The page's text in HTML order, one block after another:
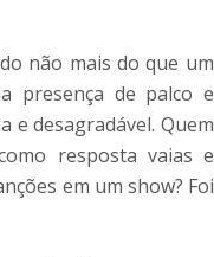
não mais do que um
presença de palco e
e desagradável. Quem
resposta vaias e
em um show? Foi